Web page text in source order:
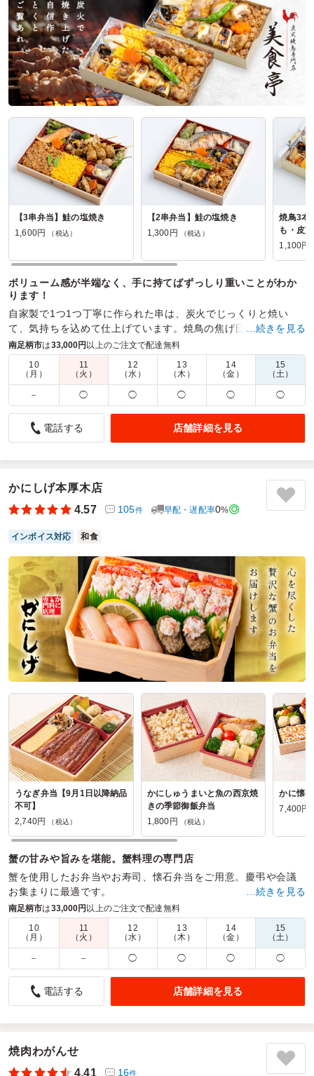
オーガニック工房きらりの口コミをもっと見る
【3串弁当】鮭の塩焼き
1,600円
（税込）
【2串弁当】鮭の塩焼き
1,300円
（税込）
焼鳥3本
も・皮)
1,100円
ボリューム感が半端なく、手に持てばずっしり重いことがわか
ります！
自家製で1つ1つ丁寧に作られた串は、炭火でじっくりと焼い
て、気持ちを込めて仕上げています。焼鳥の焦げ目もおいしさ
の秘訣です。
商品数： 締切日時： 1日前18:00 価格帯：
1,100円～1,600円
配達時間：
11:30～23:45
豊富なお店から選べて配送も安心
5.0
合わせて選びやすかったです。当日の配送も予定時間どおり
で、受け取りまでとてもスムーズでした。注文から配達まで
安心して任せられるサービスなので、幹事としても使いやす
く、今後も利用したいと思います。
ご利用シーン：従業員差し入れ
参加者の年齢：
30代～40代男女比：男女混合
神奈川県横浜市西区南幸2026/07/15
炭火焼鳥専門店 美食亭の口コミをもっと見る
…続きを見る
南足柄市は33,000円以上のご注文で配達無料
10
（月）
11
（火）
12
（水）
13
（木）
14
（金）
15
（土）
－ ◯ ◯ ◯ ◯ ◯
電話する 店舗詳細を見る
かにしげ本厚木店
4.57
105件 早配・遅配率0%
インボイス対応 和食
うなぎ弁当【9月1日以降納品
不可】
2,740円
（税込）
かにしゅうまいと魚の西京焼
きの季節御飯弁当
1,800円
（税込）
かに懐
7,400円
蟹の甘みや旨みを堪能。蟹料理の専門店
蟹を使用したお弁当やお寿司、懐石弁当をご用意。慶弔や会議
お集まりに最適です。
商品数： 15 締切日時： 2日前17:00 価格帯：
配達時間：
10:30～20:00
大変美味しいと好評でした
5.0
少し遠く、分かりにくい場所でしたが、配達時間通りに届け
た。弁当の包みもおしゃれで、食べやすく、片付けがしやす
…続きを見る
南足柄市は33,000円以上のご注文で配達無料
10
（月）
11
（火）
12
（水）
13
（木）
14
（金）
15
（土）
－ － ◯ ◯ ◯ ◯
電話する 店舗詳細を見る
焼肉わがんせ
4.41
16件